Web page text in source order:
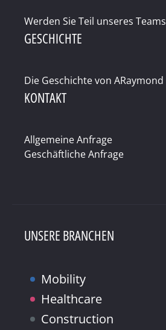
Werden Sie Teil unseres Teams
GESCHICHTE
Die Geschichte von ARaymond
KONTAKT
Allgemeine Anfrage
Geschäftliche Anfrage
UNSERE BRANCHEN
Mobility
Healthcare
Construction